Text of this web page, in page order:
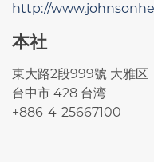
http://
本社
東大路2段999號 大雅区
台中市 428 台湾
+886-4-25667100